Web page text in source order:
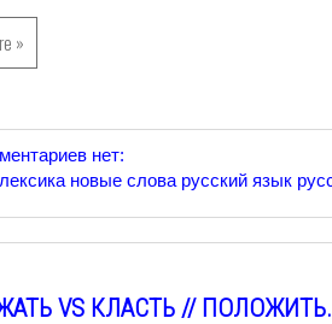
»
нет:
лексика новые слова русский язык
VS КЛАСТЬ //